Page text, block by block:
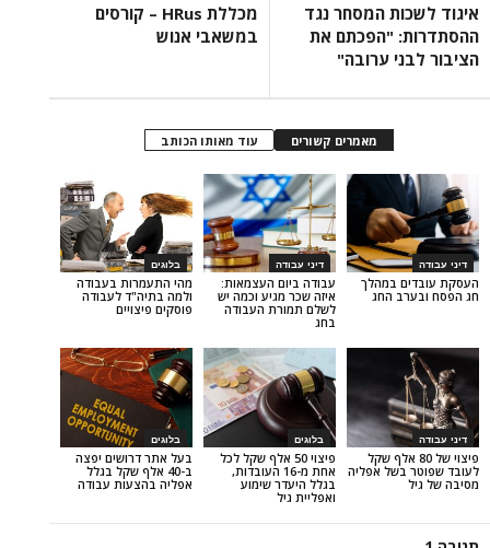
המסחר נגד
"הפכתם את
ערובה"
מכללת HRus – קורסים
במשאבי אנוש
עוד מאותו הכותב
בלוגים
מהי התעמרות בעבודה
ולמה בתיה"ד לעבודה
פוסקים פיצויים
דיני עבודה
עבודה ביום העצמאות:
איזה שכר מגיע וכמה יש
לשלם תמורת העבודה
במהלך
החג
בעל אתר דרושים יפצה
ב-40 אלף שקל בגלל
אפליה בהצעות עבודה
בלוגים
פיצוי 50 אלף שקל לכל
אחת מ-16 העובדות,
בגלל היעדר שימוע
80 אלף שקל
אפליה